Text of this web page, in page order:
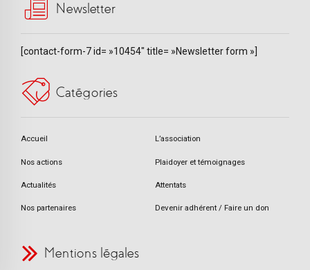
Newsletter
[contact-form-7 id= »10454″ title= »Newsletter form »]
Catégories
Accueil L’association
Nos actions Plaidoyer et témoignages
Actualités Attentats
Nos partenaires Devenir adhérent / Faire un don
Mentions légales